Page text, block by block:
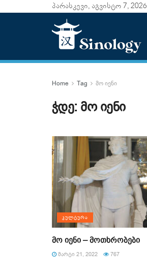
პარასკევი, აგვისტო 7, 2026
Home Tag მო იენი
ჭდე: მო იენი
ᲙᲣᲚᲢᲣᲠᲐ
მო იენი – მოთხრობები
ᲛᲐᲠᲢᲘ 21, 2022 767